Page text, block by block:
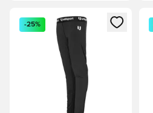
Åbner en Modal til at logge ind
-25%